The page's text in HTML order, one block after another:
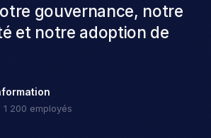
a été approuvé en une